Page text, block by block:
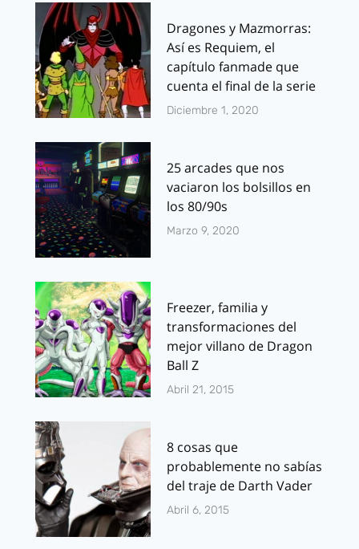
Dragones y Mazmorras:
Así es Requiem, el
capítulo fanmade que
cuenta el final de la serie
Diciembre 1, 2020
25 arcades que nos
vaciaron los bolsillos en
los 80/90s
Marzo 9, 2020
Freezer, familia y
transformaciones del
mejor villano de Dragon
Ball Z
Abril 21, 2015
8 cosas que
probablemente no sabías
del traje de Darth Vader
Abril 6, 2015